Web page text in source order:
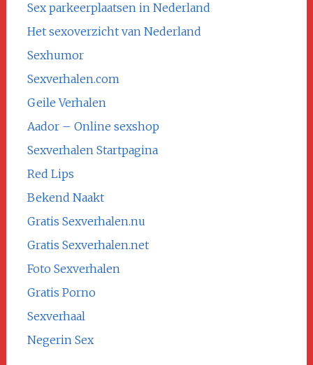
Sex parkeerplaatsen in Nederland
Het sexoverzicht van Nederland
Sexhumor
Sexverhalen.com
Geile Verhalen
Aador – Online sexshop
Sexverhalen Startpagina
Red Lips
Bekend Naakt
Gratis Sexverhalen.nu
Gratis Sexverhalen.net
Foto Sexverhalen
Gratis Porno
Sexverhaal
Negerin Sex